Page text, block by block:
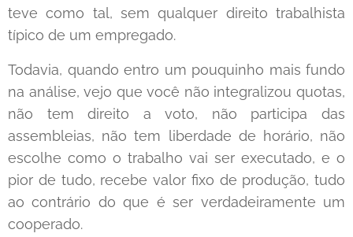
teve como tal, sem qualquer direito trabalhista
típico de um empregado.
Todavia, quando entro um pouquinho mais fundo
na análise, vejo que você não integralizou quotas,
não tem direito a voto, não participa das
assembleias, não tem liberdade de horário, não
escolhe como o trabalho vai ser executado, e o
pior de tudo, recebe valor fixo de produção, tudo
ao contrário do que é ser verdadeiramente um
cooperado.